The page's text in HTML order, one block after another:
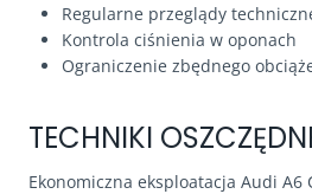
Regularne przeglądy
Kontrola ciśnienia w oponach
Ograniczenie zbędnego
TECHNIKI
Ekonomiczna eksploatacja Audi A6